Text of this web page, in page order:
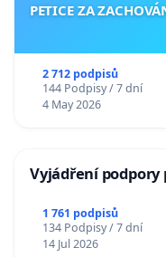
PETICE ZA
2 712 podpisů
144 Podpisy / 7 dní
4 May 2026
Vyjádření podpory
1 761 podpisů
134 Podpisy / 7 dní
14 Jul 2026